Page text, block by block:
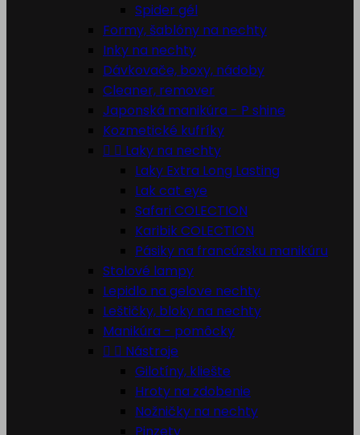
Spider gél
Formy, šablóny na nechty
Inky na nechty
Dávkovače, boxy, nádoby
Cleaner, remover
Japonská manikúra - P shine
Kozmetické kufríky
  Laky na nechty
Laky Extra Long Lasting
Lak cat eye
Safari COLECTION
Karibik COLECTION
Pásiky na francúzsku manikúru
Stolové lampy
Lepidlo na gelove nechty
Leštičky, bloky na nechty
Manikúra - pomôcky
  Nástroje
Gilotíny, kliešte
Hroty na zdobenie
Nožničky na nechty